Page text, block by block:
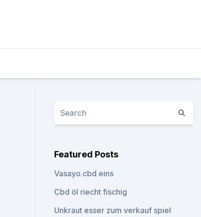
Featured Posts
Vasayo.cbd eins
Cbd öl riecht fischig
Unkraut esser zum verkauf spiel